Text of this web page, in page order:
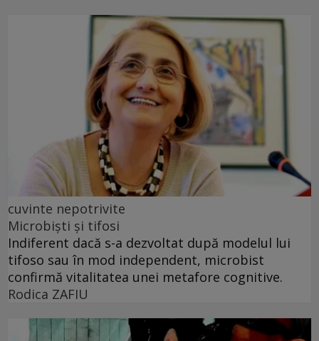
cuvinte nepotrivite
Microbiști și tifosi
Indiferent dacă s-a dezvoltat după modelul lui
tifoso sau în mod independent, microbist
confirmă vitalitatea unei metafore cognitive.
Rodica ZAFIU